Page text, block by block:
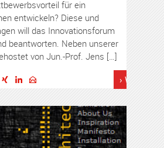
für ein
entwickeln? Diese und
will das Innovationsforum
beantworten. Neben unserer
von Jun.-Prof. Jens […]
›